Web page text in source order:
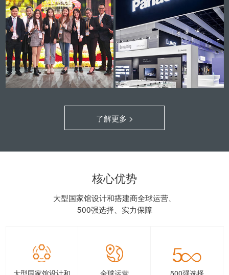
了解更多 >
核心优势
大型国家馆设计和搭建商全球运营、
500强选择、实力保障
大型国家馆设计和
全球运营 500强选择